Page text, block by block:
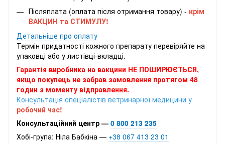
Післяплата (оплата після отримання товару) - крім
ВАКЦИН та СТИМУЛУ!
Детальніше про оплату
Термін придатності кожного препарату перевіряйте на
упаковці або у листівці-вкладці.
Гарантія виробника на вакцини НЕ ПОШИРЮЄТЬСЯ,
якщо покупець не забрав замовлення протягом 48
годин з моменту відправлення.
Консультація спеціалістів ветринарної медицини у
робочий час!
Консультаційний центр — 0 800 213 235
Хобі-група: Ніла Бабкіна — +38 067 413 23 01